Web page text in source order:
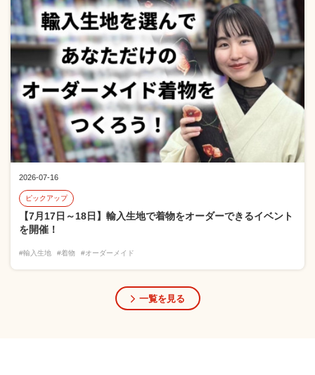
2026-07-16
ピックアップ
【7月17日～18日】輸入生地で着物をオーダーできるイベント
を開催！
#輸入生地 #着物 #オーダーメイド
一覧を見る